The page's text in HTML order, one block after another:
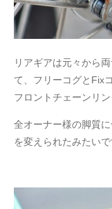
リアギアは元々から
て、フリーコグとFix
フロントチェーンリ
全オーナー様の脚質
を変えられたみたいで